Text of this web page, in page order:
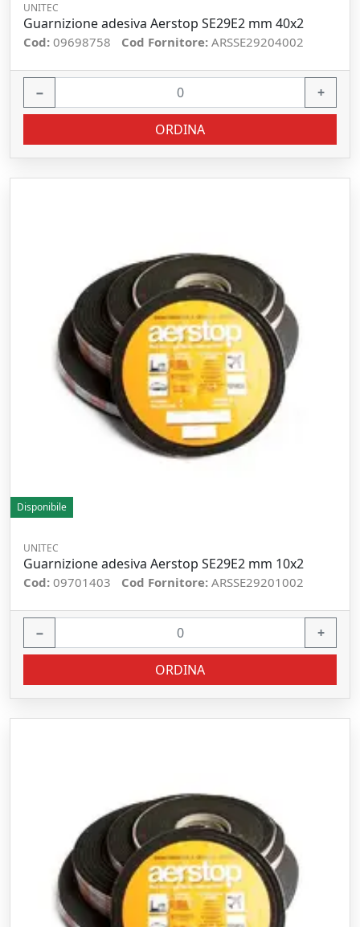
UNITEC
Guarnizione adesiva Aerstop SE29E2 mm 40x2
Cod: 09698758 Cod Fornitore: ARSSE29204002
− +
ORDINA
Disponibile
UNITEC
Guarnizione adesiva Aerstop SE29E2 mm 10x2
Cod: 09701403 Cod Fornitore: ARSSE29201002
− +
ORDINA